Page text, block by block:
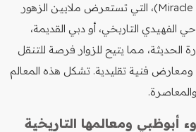
الزهور في دبي” (Miracle Garden)، التي تستعرض ملايين الزهور
الفهيدي التاريخي، أو دبي القديمة،
الحديثة، مما يتيح للزوار فرصة للتنقل
فنية تقليدية. تشكل هذه المعالم
أبوظبي ومعالمها التاريخية